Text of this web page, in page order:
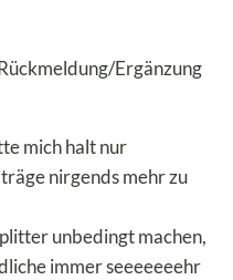
Ergänzung
mich halt nur
nirgends mehr zu
unbedingt machen,
immer seeeeeeehr